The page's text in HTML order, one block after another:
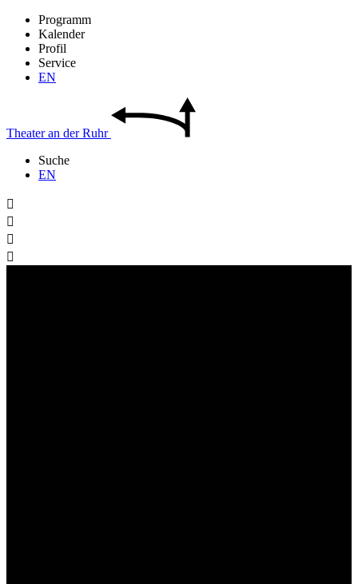
Programm
Kalender
Profil
Service
EN
Theateran derRuhr
Suche
EN



